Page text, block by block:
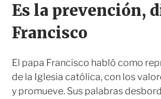
Es la prevención,
Francisco
El papa Francisco habló como
de la Iglesia católica, con los
y promueve. Sus palabras